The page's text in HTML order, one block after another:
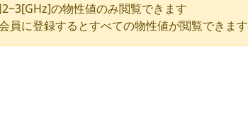
の物性値のみ閲覧できます
に登録するとすべての物性値が閲覧できます